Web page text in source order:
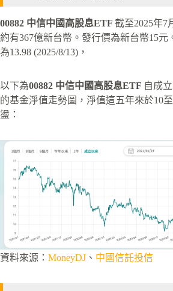
00882 中信中國高股息ETF 截至2025年7
約有367億新台幣。發行價為新台幣15元
為13.98 (2025/8/13)，
以下為00882 中信中國高股息ETF 自成
的基金淨值走勢圖，淨值這五年來於10
盪：
資料來源： MoneyDJ 、 中國信託投信